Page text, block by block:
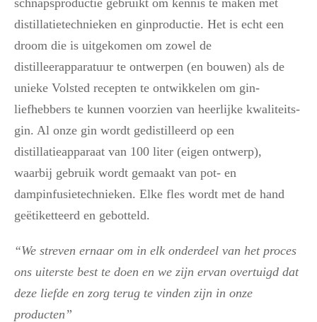
schnapsproductie gebruikt om kennis te maken met
distillatietechnieken en ginproductie. Het is echt een
droom die is uitgekomen om zowel de
distilleerapparatuur te ontwerpen (en bouwen) als de
unieke Volsted recepten te ontwikkelen om gin-
liefhebbers te kunnen voorzien van heerlijke kwaliteits-
gin. Al onze gin wordt gedistilleerd op een
distillatieapparaat van 100 liter (eigen ontwerp),
waarbij gebruik wordt gemaakt van pot- en
dampinfusietechnieken. Elke fles wordt met de hand
geëtiketteerd en gebotteld.
“We streven ernaar om in elk onderdeel van het proces
ons uiterste best te doen en we zijn ervan overtuigd dat
deze liefde en zorg terug te vinden zijn in onze
producten”